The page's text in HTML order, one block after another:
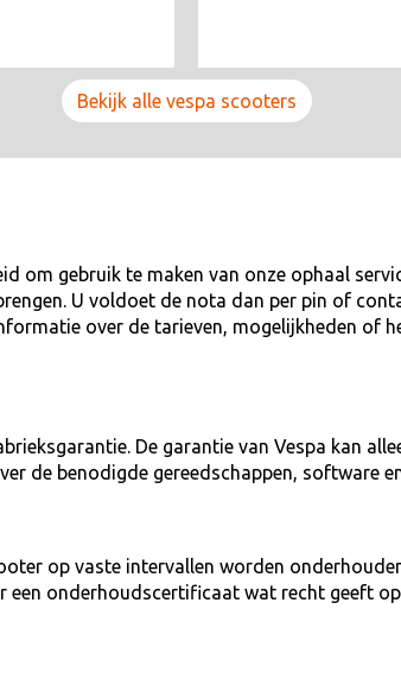
Bekijk alle vespa scooters
om gebruik te maken van onze ophaal
U voldoet de nota dan per pin of
over de tarieven, mogelijkheden of
De garantie van Vespa kan
de benodigde gereedschappen, software
op vaste intervallen worden
een onderhoudscertificaat wat recht geeft